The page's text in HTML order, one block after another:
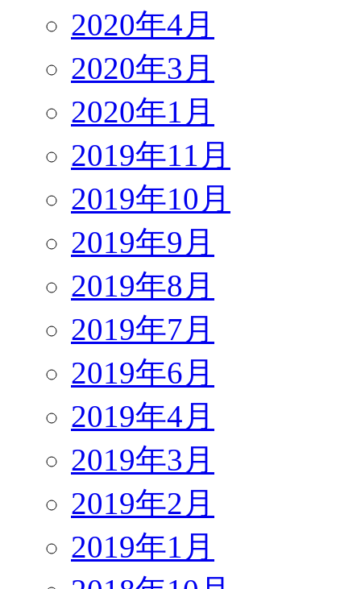
2020年4月
2020年3月
2020年1月
2019年11月
2019年10月
2019年9月
2019年8月
2019年7月
2019年6月
2019年4月
2019年3月
2019年2月
2019年1月